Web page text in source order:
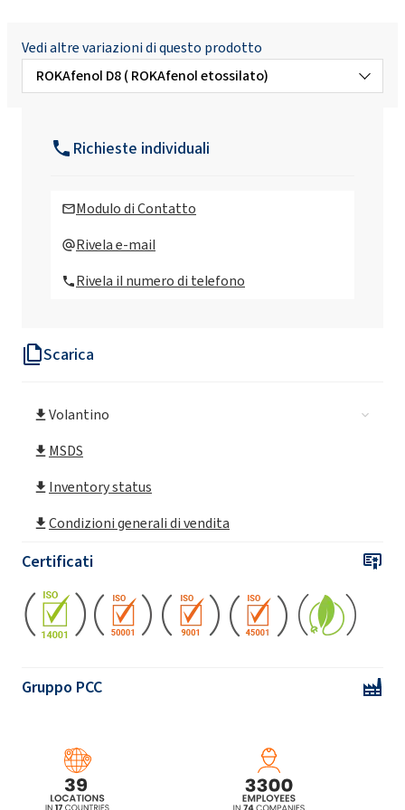
Scarica
Volantino
MSDS
Inventory status
Condizioni generali di vendita
Certificati
Gruppo PCC
Vedi altre variazioni di questo prodotto
ROKAfenol D8 ( ROKAfenol etossilato)
ROKAfenol N14 (Nonylphenol etossilato)
ROKAfenol N3 (Nonylphenol etossilato)
ROKAfenol N4 (Nonylphenol etossilato)
ROKAfenol N40/70 (Nonylphenol etossilato)
ROKAfenol N6P4 (nonilfenolo etossilato,
propossilato)
Richieste individuali
Modulo di Contatto
Rivela e-mail
Rivela il numero di telefono